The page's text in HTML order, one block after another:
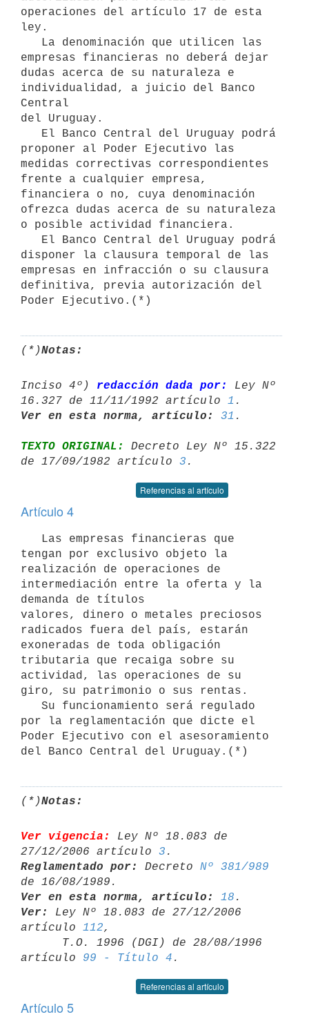
operaciones del artículo 17 de esta
ley.
empresas financieras no deberá dejar
dudas acerca de su naturaleza e
individualidad, a juicio del Banco
Central
del Uruguay.
proponer al Poder Ejecutivo las
medidas correctivas correspondientes
frente a cualquier empresa,
financiera o no, cuya denominación
ofrezca dudas acerca de su naturaleza
o posible actividad financiera.
disponer la clausura temporal de las
empresas en infracción o su clausura
definitiva, previa autorización del
(*)Notas:
Inciso 4º) redacción dada por:
Ley Nº
16.327 de 11/11/1992 artículo 1
Ver en esta norma, artículo:
31
TEXTO ORIGINAL:
Decreto Ley Nº 15.322
de 17/09/1982 artículo 3
Referencias al artículo
Artículo 4
tengan por exclusivo objeto la
realización de operaciones de
intermediación entre la oferta y la
demanda de títulos
valores, dinero o metales preciosos
radicados fuera del país, estarán
exoneradas de toda obligación
tributaria que recaiga sobre su
actividad, las operaciones de su
giro, su patrimonio o sus rentas.
por la reglamentación que dicte el
Poder Ejecutivo con el asesoramiento
(*)Notas:
Ver vigencia:
Ley Nº 18.083 de
27/12/2006 artículo 3
Reglamentado por:
Decreto Nº 381/989
Ver en esta norma, artículo:
18
Ver:
Ley Nº 18.083 de 27/12/2006
artículo 112,
artículo 99 - Título 4
Referencias al artículo
Artículo 5